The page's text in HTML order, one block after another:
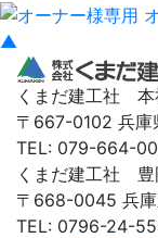
▲
くまだ建工社 本
〒667-0102 兵庫
TEL: 079-664-
くまだ建工社 豊
〒668-0045 兵庫
TEL: 0796-24-